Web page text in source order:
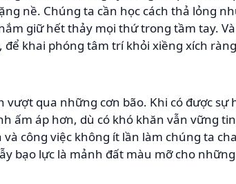
nề. Chúng ta cần học cách thả lỏng
giữ hết thảy mọi thứ trong tầm tay.
khai phóng tâm trí khỏi xiềng xích ràng
qua những cơn bão. Khi có được sự
ấm áp hơn, dù có khó khăn vẫn vững
công việc không ít lần làm chúng ta
bạo lực là mảnh đất màu mỡ cho